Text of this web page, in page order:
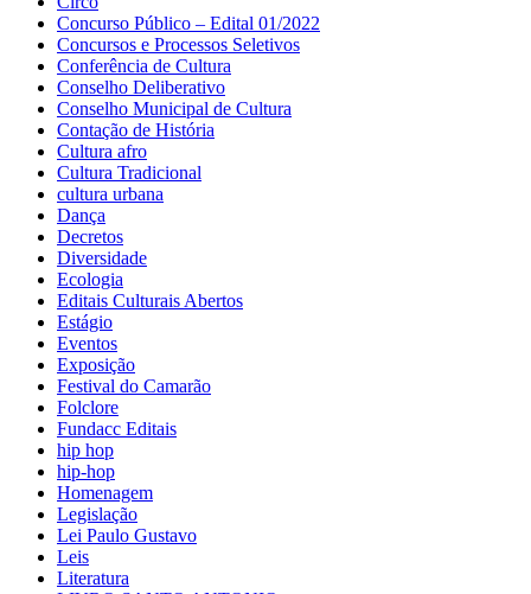
Concurso Público – Edital 01/2022
Concursos e Processos Seletivos
Conferência de Cultura
Conselho Deliberativo
Conselho Municipal de Cultura
Contação de História
Cultura afro
Cultura Tradicional
cultura urbana
Dança
Decretos
Diversidade
Ecologia
Editais Culturais Abertos
Estágio
Eventos
Exposição
Festival do Camarão
Folclore
Fundacc Editais
hip hop
hip-hop
Homenagem
Legislação
Lei Paulo Gustavo
Leis
Literatura